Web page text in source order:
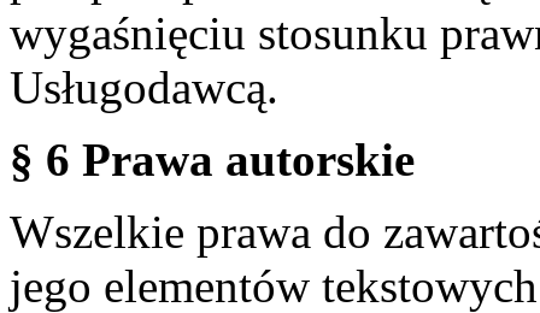
wygaśnięciu stosunku
Usługodawcą.
§ 6 Prawa autorskie
Wszelkie prawa do
jego elementów